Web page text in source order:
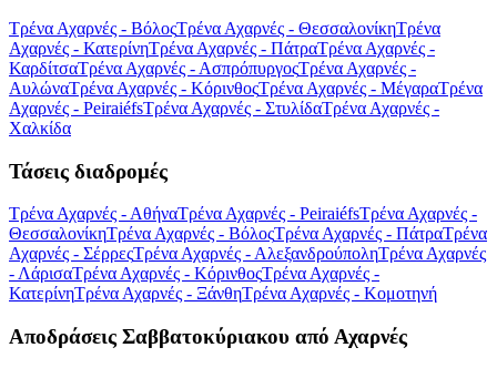
Τρένα Αχαρνές - ΒόλοςΤρένα Αχαρνές - ΘεσσαλονίκηΤρένα
Αχαρνές - ΚατερίνηΤρένα Αχαρνές - ΠάτραΤρένα Αχαρνές -
ΚαρδίτσαΤρένα Αχαρνές - ΑσπρόπυργοςΤρένα Αχαρνές -
ΑυλώναΤρένα Αχαρνές - ΚόρινθοςΤρένα Αχαρνές - ΜέγαραΤρένα
Αχαρνές - PeiraiéfsΤρένα Αχαρνές - ΣτυλίδαΤρένα Αχαρνές -
Χαλκίδα
Τάσεις διαδρομές
Τρένα Αχαρνές - ΑθήναΤρένα Αχαρνές - PeiraiéfsΤρένα Αχαρνές -
ΘεσσαλονίκηΤρένα Αχαρνές - ΒόλοςΤρένα Αχαρνές - ΠάτραΤρένα
Αχαρνές - ΣέρρεςΤρένα Αχαρνές - ΑλεξανδρούποληΤρένα Αχαρνές
- ΛάρισαΤρένα Αχαρνές - ΚόρινθοςΤρένα Αχαρνές -
ΚατερίνηΤρένα Αχαρνές - ΞάνθηΤρένα Αχαρνές - Κομοτηνή
Αποδράσεις Σαββατοκύριακου από Αχαρνές